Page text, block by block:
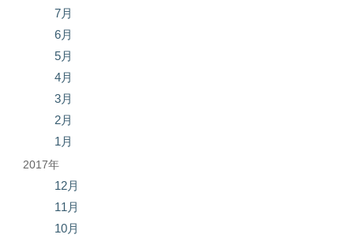
7月
6月
5月
4月
3月
2月
1月
2017年
12月
11月
10月